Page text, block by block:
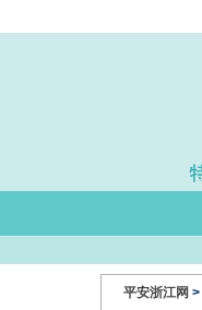
平安浙江网 >